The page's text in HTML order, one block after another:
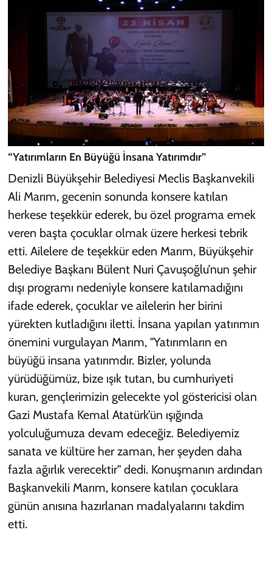
“Yatırımların En Büyüğü İnsana Yatırımdır”
Denizli Büyükşehir Belediyesi Meclis Başkanvekili
Ali Marım, gecenin sonunda konsere katılan
herkese teşekkür ederek, bu özel programa emek
veren başta çocuklar olmak üzere herkesi tebrik
etti. Ailelere de teşekkür eden Marım, Büyükşehir
Belediye Başkanı Bülent Nuri Çavuşoğlu’nun şehir
dışı programı nedeniyle konsere katılamadığını
ifade ederek, çocuklar ve ailelerin her birini
yürekten kutladığını iletti. İnsana yapılan yatırımın
önemini vurgulayan Marım, "Yatırımların en
büyüğü insana yatırımdır. Bizler, yolunda
yürüdüğümüz, bize ışık tutan, bu cumhuriyeti
kuran, gençlerimizin gelecekte yol göstericisi olan
Gazi Mustafa Kemal Atatürk’ün ışığında
yolculuğumuza devam edeceğiz. Belediyemiz
sanata ve kültüre her zaman, her şeyden daha
fazla ağırlık verecektir" dedi. Konuşmanın ardından
Başkanvekili Marım, konsere katılan çocuklara
günün anısına hazırlanan madalyalarını takdim
etti.